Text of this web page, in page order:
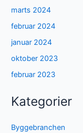
marts 2024
februar 2024
januar 2024
oktober 2023
februar 2023
Kategorier
Byggebranchen